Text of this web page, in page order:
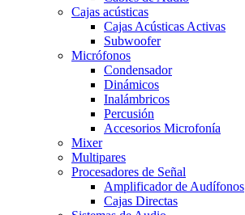
Cajas acústicas
Cajas Acústicas Activas
Subwoofer
Micrófonos
Condensador
Dinámicos
Inalámbricos
Percusión
Accesorios Microfonía
Mixer
Multipares
Procesadores de Señal
Amplificador de Audífonos
Cajas Directas